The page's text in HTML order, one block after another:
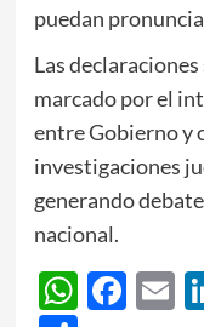
puedan
Las
marcado por el
entre Gobierno y
investigaciones
generando
nacional.